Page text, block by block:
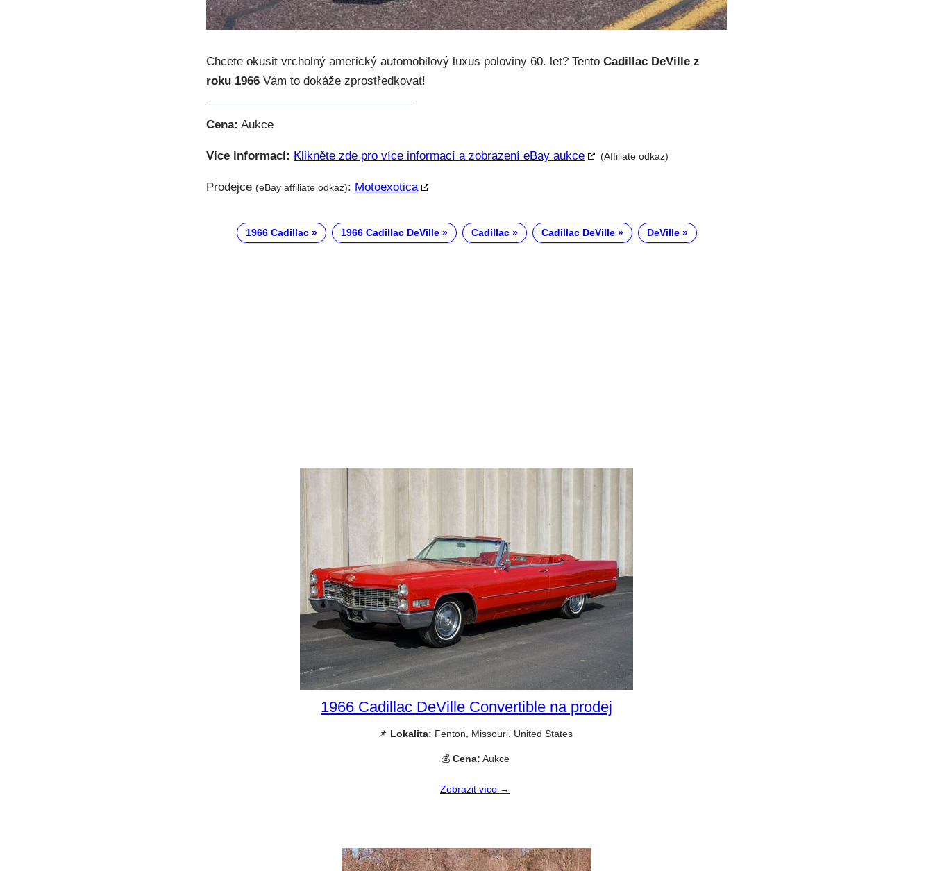
Chcete okusit vrcholný americký automobilový luxus poloviny 60. let? Tento Cadillac DeVille z
roku 1966 Vám to dokáže zprostředkovat!
Cena: Aukce
Více informací: Klikněte zde pro více informací a zobrazení eBay aukce (Affiliate odkaz)
Prodejce (eBay affiliate odkaz): Motoexotica
1966 Cadillac 1966 Cadillac DeVille Cadillac Cadillac DeVille DeVille
1966 Cadillac DeVille Convertible na prodej
📌 Lokalita: Fenton, Missouri, United States
💰 Cena: Aukce
Zobrazit více →